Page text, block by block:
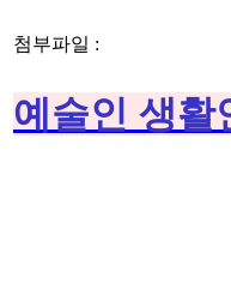
첨부파일 :
예술인 생활